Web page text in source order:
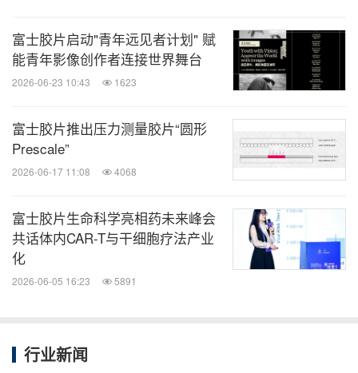
消息来源：富士胶片
技、媒体、通讯企业的经营动态、财报信
息、企业并购消息。扫描二维码，立即订
关键词：电脑/电子 半导体
一般制造业
分享到：
富士胶片启动"青年远见者计划" 赋
能青年影像创作者连接世界舞台
2026-06-23 10:43 1623
富士胶片推出压力测量胶片“圆形
Prescale”
2026-06-17 11:08 4068
富士胶片生命科学亮相药未来峰会
共话体内CAR-T与干细胞疗法产业
化
2026-06-05 16:23 5891
行业新闻